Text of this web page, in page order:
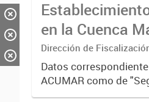
en la Cuenca
2025)
Dirección de
Datos
ACUMAR como de
aquellos que